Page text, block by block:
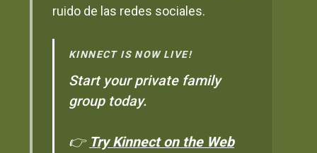
ruido de las redes sociales.
KINNECT IS NOW LIVE!
Start your private family
group today.
👉 Try Kinnect on the Web